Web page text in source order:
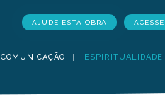
AJUDE ESTA OBRA
COMUNICAÇÃO ESPIRITUALIDADE